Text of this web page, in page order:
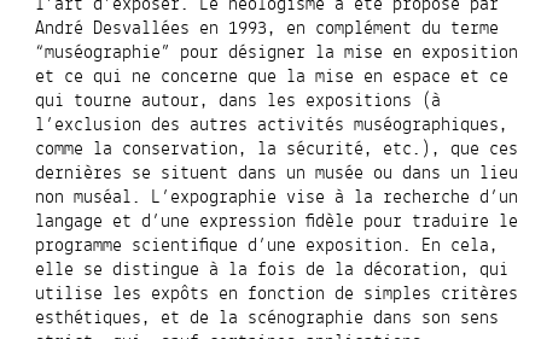
André Desvallées en 1993, en complément du terme
“muséographie” pourdésigner la mise en exposition
et ce qui ne concerne que la mise en espace et ce
qui tourne autour, dans les expositions (à
l’exclusion des autres activités muséographiques,
comme la conservation, la sécurité, etc.), que ces
dernières se situent dans un musée ou dans un lieu
non muséal. L’expographie vise à la recherche d’un
langage et d’une expression fidèle pour traduire le
programme scientifique d’une exposition. En cela,
elle se distingue à la fois de la décoration, qui
utilise les expôts en fonction de simples critères
esthétiques, et de la scénographie dans son sens